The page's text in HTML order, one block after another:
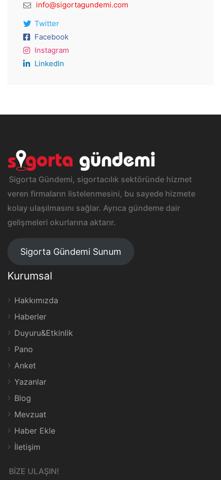
info@sigortagundemi.com
Twitter
Facebook
Instagram
LinkedIn
Sigorta Gündemi, sigortacılık sektöründe hizmet
veren firmaların listelenmesini, bu sayede hizmete
kolay ulaşılmasını sağlar. Ayrıca gündeme dair
gelişmeleri okurlarına aktarır.
Sigorta Gündemi Sunum
Kurumsal
Hakkımızda
Haberler
Duyuru&Etkinlik
Pano
Anket
Yazanlar
Blog
Mevzuat
Haber Ekle
İletişim
BİZE ULAŞIN!